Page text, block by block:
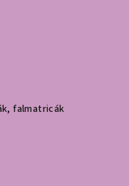
falmatricák